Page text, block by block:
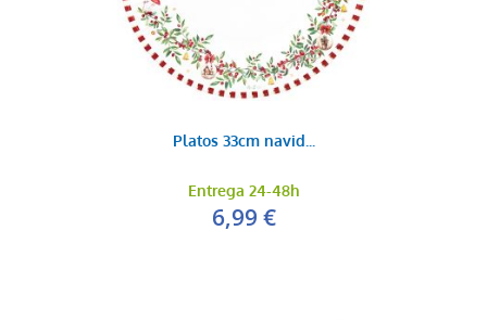
Platos 33cm navid...
Entrega 24-48h
6,99 €